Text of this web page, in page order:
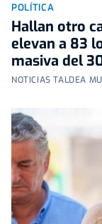
POLÍTICA
Hallan otro
elevan a 83
masiva del
NOTICIAS TALDEA